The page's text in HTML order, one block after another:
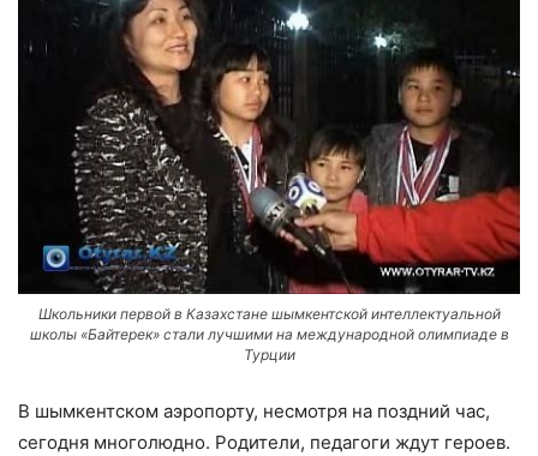
Школьники первой в Казахстане шымкентской интеллектуальной
школы «Байтерек» стали лучшими на международной олимпиаде в
Турции
В шымкентском аэропорту, несмотря на поздний час,
сегодня многолюдно. Родители, педагоги ждут героев.